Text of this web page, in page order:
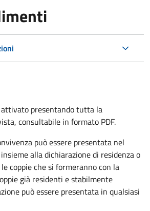
attivato presentando tutta la
consultabile in formato PDF.
può essere presentata nel
alla dichiarazione di residenza o
coppie che si formeranno con la
già residenti e stabilmente
può essere presentata in qualsiasi